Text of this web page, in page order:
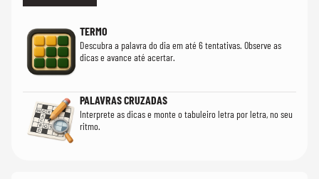
TERMO
Descubra a palavra do dia em até 6 tentativas. Observe as
dicas e avance até acertar.
PALAVRAS CRUZADAS
Interprete as dicas e monte o tabuleiro letra por letra, no seu
ritmo.